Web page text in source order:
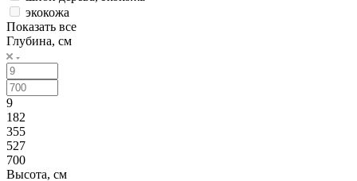
шпон
шпон дерева, экокожа
экокожа
Показать все
Глубина, см
9
182
355
527